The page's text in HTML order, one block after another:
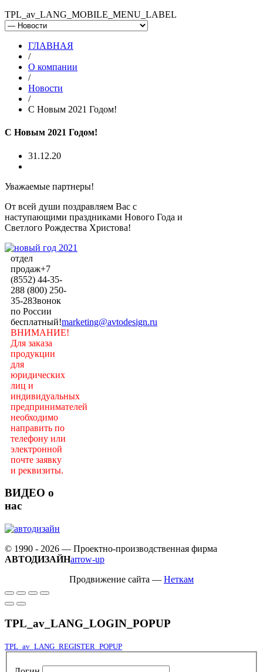
TPL_av_LANG_MOBILE_MENU_LABEL
ГЛАВНАЯ
/
О компании
/
Новости
/
С Новым 2021 Годом!
С Новым 2021 Годом!
31.12.20
Уважаемые партнеры!
От всей души поздравляем Вас с
наступающими праздниками Нового Года и
Светлого Рождества Христова!
отдел
продаж+7
(8552) 44-35-
288 (800) 250-
35-28Звонок
по России
бесплатный!marketing@avtodesign.ru
ВНИМАНИЕ!
Для заказа
продукции
для
юридических
лиц и
индивидуальных
предпринимателей
необходимо
направить по
телефону или
электронной
почте заявку
и реквизиты.
ВИДЕО о
нас
© 1990 - 2026 — Проектно-производственная фирма
АВТОДИЗАЙНarrow-up
Продвижение сайта — Неткам
TPL_av_LANG_LOGIN_POPUP
TPL_av_LANG_REGISTER_POPUP